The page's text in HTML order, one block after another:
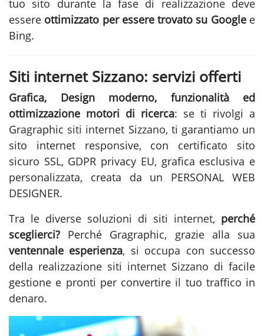
tuo sito durante la fase di realizzazionedeve
essere ottimizzato per essere trovato su Googlee
Bing.
Siti internet Sizzano: servizi offerti
Grafica, Design moderno, funzionalità ed
ottimizzazione motori di ricerca: se ti rivolgi a
Gragraphic siti internet Sizzano, ti garantiamo un
sito internet responsive, con certificato sito
sicuro SSL, GDPR privacy EU, grafica esclusiva e
personalizzata, creata da un PERSONAL WEB
DESIGNER.
Tra le diverse soluzioni di siti internet, perché
sceglierci? Perché Gragraphic, grazie alla sua
ventennale esperienza, si occupa con successo
della realizzazione siti internet Sizzano di facile
gestione e pronti per convertire il tuo traffico in
denaro.